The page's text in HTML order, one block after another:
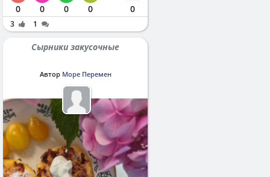
0 0 0 0 0
3 1
Сырники закусочные
Автор Море Перемен